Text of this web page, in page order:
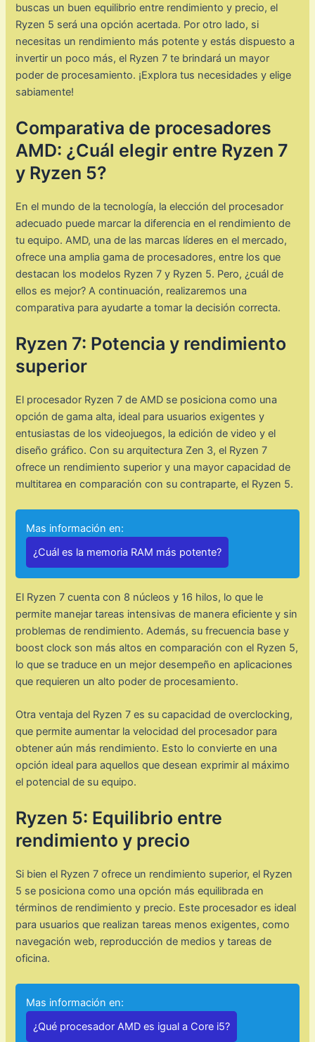
buscas un buen equilibrio entre rendimiento y precio, el
Ryzen 5 será una opción acertada. Por otro lado, si
necesitas un rendimiento más potente y estás dispuesto a
invertir un poco más, el Ryzen 7 te brindará un mayor
poder de procesamiento. ¡Explora tus necesidades y elige
sabiamente!
Comparativa de procesadores
AMD: ¿Cuál elegir entre Ryzen 7
y Ryzen 5?
En el mundo de la tecnología, la elección del procesador
adecuado puede marcar la diferencia en el rendimiento de
tu equipo. AMD, una de las marcas líderes en el mercado,
ofrece una amplia gama de procesadores, entre los que
destacan los modelos Ryzen 7 y Ryzen 5. Pero, ¿cuál de
ellos es mejor? A continuación, realizaremos una
comparativa para ayudarte a tomar la decisión correcta.
Ryzen 7: Potencia y rendimiento
superior
El procesador Ryzen 7 de AMD se posiciona como una
opción de gama alta, ideal para usuarios exigentes y
entusiastas de los videojuegos, la edición de video y el
diseño gráfico. Con su arquitectura Zen 3, el Ryzen 7
ofrece un rendimiento superior y una mayor capacidad de
multitarea en comparación con su contraparte, el Ryzen 5.
Mas información en:
¿Cuál es la memoria RAM más potente?
El Ryzen 7 cuenta con 8 núcleos y 16 hilos, lo que le
permite manejar tareas intensivas de manera eficiente y sin
problemas de rendimiento. Además, su frecuencia base y
boost clock son más altos en comparación con el Ryzen 5,
lo que se traduce en un mejor desempeño en aplicaciones
que requieren un alto poder de procesamiento.
Otra ventaja del Ryzen 7 es su capacidad de overclocking,
que permite aumentar la velocidad del procesador para
obtener aún más rendimiento. Esto lo convierte en una
opción ideal para aquellos que desean exprimir al máximo
el potencial de su equipo.
Ryzen 5: Equilibrio entre
rendimiento y precio
Si bien el Ryzen 7 ofrece un rendimiento superior, el Ryzen
5 se posiciona como una opción más equilibrada en
términos de rendimiento y precio. Este procesador es ideal
para usuarios que realizan tareas menos exigentes, como
navegación web, reproducción de medios y tareas de
oficina.
Mas información en:
¿Qué procesador AMD es igual a Core i5?